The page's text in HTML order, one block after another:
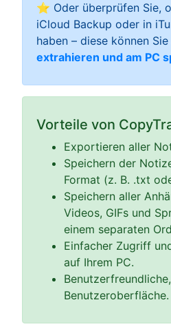
⭐ Oder überprüfen Sie,
iCloud Backup oder in
haben – diese können Sie
extrahieren und am PC
Vorteile von
Exportieren aller
Speichern der
Format (z. B. .txt
Speichern aller
Videos, GIFs und
einem separaten
Einfacher Zugriff
auf Ihrem PC.
Benutzeroberfläche.